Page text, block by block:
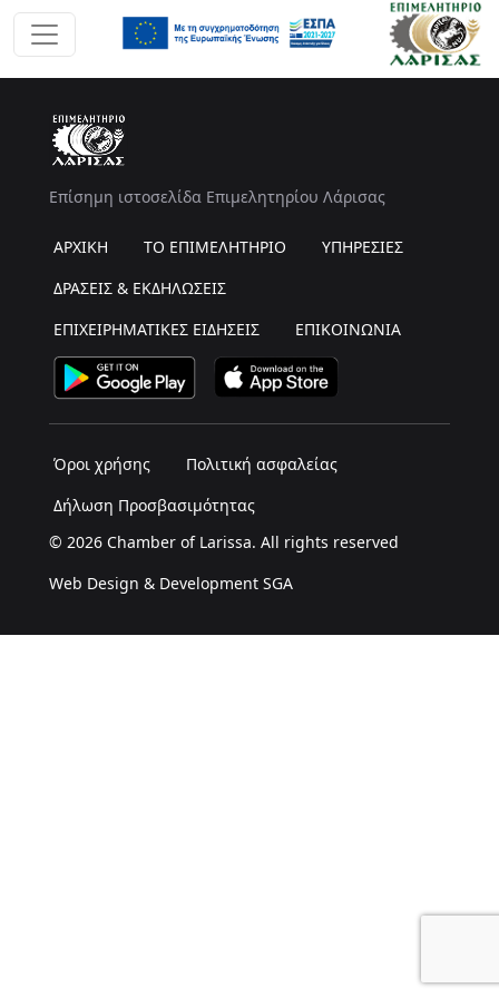
Επίσημη ιστοσελίδα Επιμελητηρίου Λάρισας
ΑΡΧΙΚΗ ΤΟ ΕΠΙΜΕΛΗΤΗΡΙΟ
ΥΠΗΡΕΣΙΕΣ
ΔΡΑΣΕΙΣ & ΕΚΔΗΛΩΣΕΙΣ
ΕΠΙΧΕΙΡΗΜΑΤΙΚΕΣ ΕΙΔΗΣΕΙΣ
ΕΠΙΚΟΙΝΩΝΙΑ
Όροι χρήσης
Πολιτική ασφαλείας
Δήλωση Προσβασιμότητας
© 2026 Chamber of Larissa. All rights reserved
Web Design & Development SGA